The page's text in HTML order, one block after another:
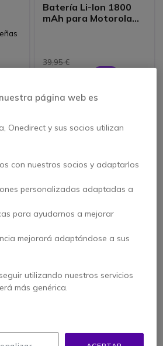
Batería Li-Ion 1800
mAh para Motorola
39,95 €
Cargador de
sobremesa para
Cleyver Talk 54
15,95 € s/Iva
página web es
Onedirect y sus socios utilizan
con nuestros socios y adaptarlos
personalizadas adaptadas a
para ayudarnos a mejorar
mejorará adaptándose a sus
utilizando nuestros servicios
más genérica.